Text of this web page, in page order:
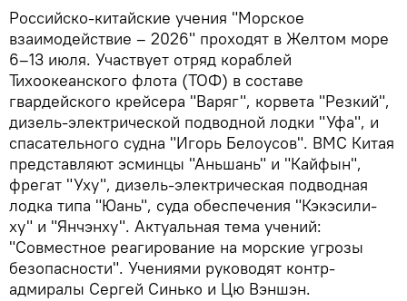
Российско-китайские учения "Морское
взаимодействие – 2026" проходят в Желтом море
6–13 июля. Участвует отряд кораблей
Тихоокеанского флота (ТОФ) в составе
гвардейского крейсера "Варяг", корвета "Резкий",
дизель-электрической подводной лодки "Уфа", и
спасательного судна "Игорь Белоусов". ВМС Китая
представляют эсминцы "Аньшань" и "Кайфын",
фрегат "Уху", дизель-электрическая подводная
лодка типа "Юань", суда обеспечения "Кэкэсили-
ху" и "Янчэнху". Актуальная тема учений:
"Совместное реагирование на морские угрозы
безопасности". Учениями руководят контр-
адмиралы Сергей Синько и Цю Вэншэн.